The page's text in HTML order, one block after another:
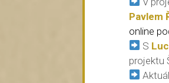
Pavlem
online
S
projektu